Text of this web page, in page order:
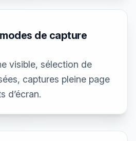
de capture
visible, sélection de
captures pleine page
d’écran.